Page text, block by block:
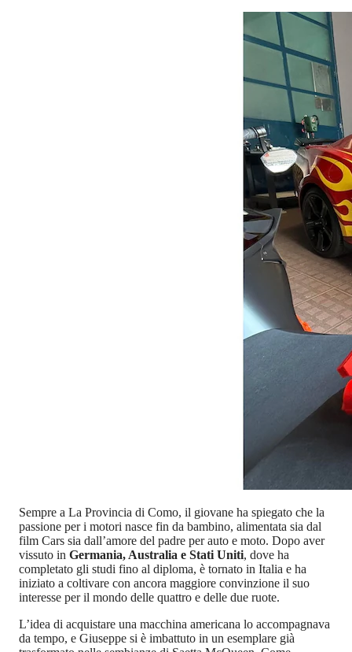
Sempre a La Provincia di Como, il giovane ha spiegato che la
passione per i motori nasce fin da bambino, alimentata sia dal
film Cars sia dall’amore del padre per auto e moto. Dopo aver
vissuto in Germania, Australia e Stati Uniti, dove ha
completato gli studi fino al diploma, è tornato in Italia e ha
iniziato a coltivare con ancora maggiore convinzione il suo
interesse per il mondo delle quattro e delle due ruote.
L’idea di acquistare una macchina americana lo accompagnava
da tempo, e Giuseppe si è imbattuto in un esemplare già